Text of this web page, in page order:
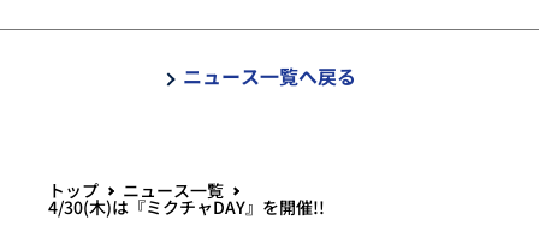
ニュース一覧へ戻る
トップ ニュース一覧
4/30(木)は『ミクチャDAY』を開催!!